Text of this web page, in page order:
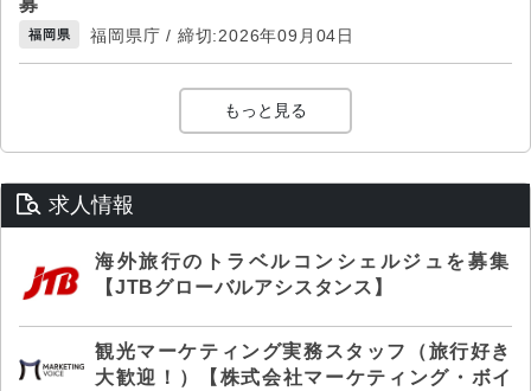
福岡県 福岡県庁 / 締切:2026年09月04日
もっと見る
求人情報
海外旅行のトラベルコンシェルジュを募集
【JTBグローバルアシスタンス】
観光マーケティング実務スタッフ（旅行好き
大歓迎！）【株式会社マーケティング・ボイ